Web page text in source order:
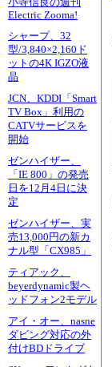
小寺信良の週刊
Electric Zooma!
シャープ、32
型/3,840×2,160ド
ットの4K IGZO液
晶
JCN、KDDI「Smart
TV Box」利用の
CATVサービスを
開始
ゼンハイザー、
「IE 800」の発売
日を12月4日に決
定
ゼンハイザー、実
売13,000円の新カ
ナル型「CX985」
ティアック、
beyerdynamic製ヘ
ッドフォン2モデル
アイ・オー、nasne
ダビング対応の外
付けBDドライブ